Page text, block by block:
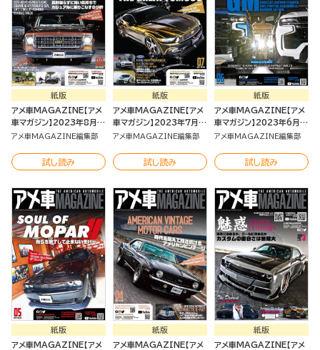
紙版
アメ車MAGAZINE【アメ
車マガジン】2023年8月号
[雑誌]
アメ車MAGAZINE編集部
試し読み
紙版
アメ車MAGAZINE【アメ
車マガジン】2023年7月号
[雑誌]
アメ車MAGAZINE編集部
試し読み
紙版
アメ車MAGAZINE【アメ
車マガジン】2023年6月号
[雑誌]
アメ車MAGAZINE編集部
試し読み
紙版
アメ車MAGAZINE【アメ
紙版
アメ車MAGAZINE【アメ
紙版
アメ車MAGAZINE【アメ